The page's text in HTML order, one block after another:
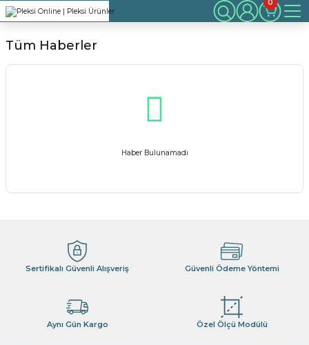
0
Tüm Haberler
Haber Bulunamadı
Sertifikalı Güvenli Alışveriş Güvenli Ödeme Yöntemi
Aynı Gün Kargo Özel Ölçü Modülü